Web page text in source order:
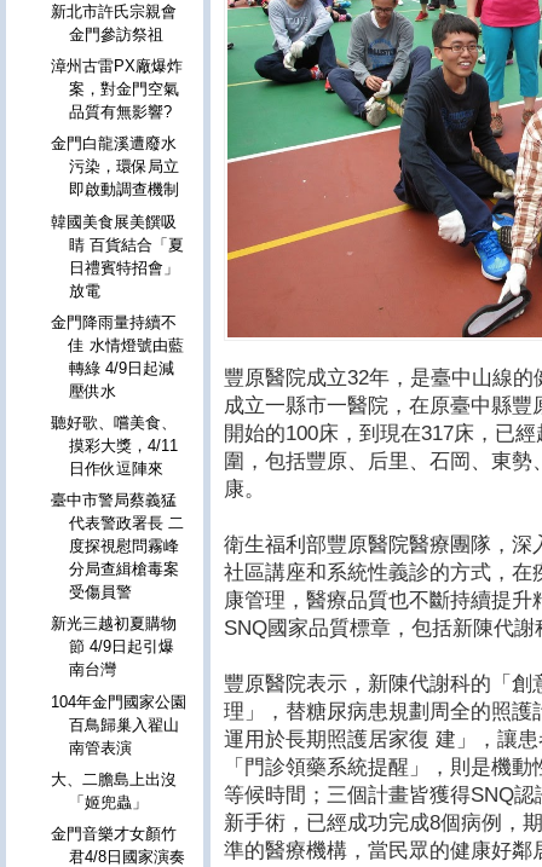
豐原醫院成立32年，是臺中山線
成立一縣市一醫院，在原臺中縣
開始的100床，到現在317床，已
圍，包括豐原、后里、石岡、東
康。
衛生福利部豐原醫院醫療團隊，
社區講座和系統性義診的方式，
康管理，醫療品質也不斷持續提
SNQ國家品質標章，包括新陳代
豐原醫院表示，新陳代謝科的「
理」，替糖尿病患規劃周全的照
運用於長期照護居家復 建」，讓
「門診領藥系統提醒」，則是機
等候時間；三個計畫皆獲得SNQ
新手術，已經成功完成8個病例，
準的醫療機構，當民眾的健康好鄰
新北市許氏宗親會
金門參訪祭祖
漳州古雷PX廠爆炸
案，對金門空氣
品質有無影響?
金門白龍溪遭廢水
污染，環保局立
即啟動調查機制
韓國美食展美饌吸
睛 百貨結合「夏
日禮賓特招會」
放電
金門降雨量持續不
佳 水情燈號由藍
轉綠 4/9日起減
壓供水
聽好歌、嚐美食、
摸彩大獎，4/11
日作伙逗陣來
臺中市警局蔡義猛
代表警政署長 二
度探視慰問霧峰
分局查緝槍毒案
受傷員警
新光三越初夏購物
節 4/9日起引爆
南台灣
104年金門國家公園
百鳥歸巢入翟山
南管表演
大、二膽島上出沒
「姬兜蟲」
金門音樂才女顏竹
君4/8日國家演奏